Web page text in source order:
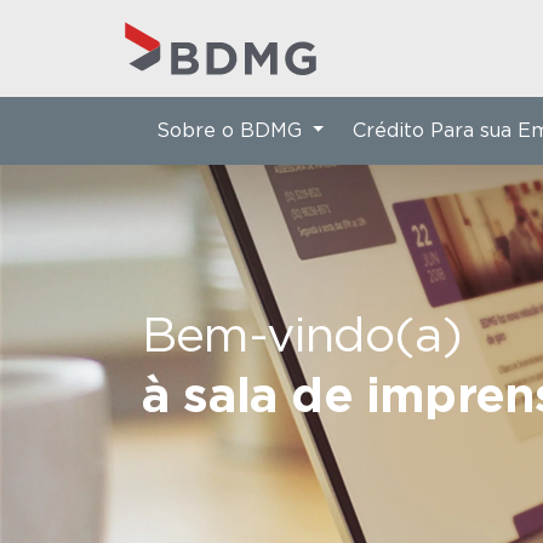
Bem-vindo(a)
à sala de
Sobre o BDMG Crédito Para sua